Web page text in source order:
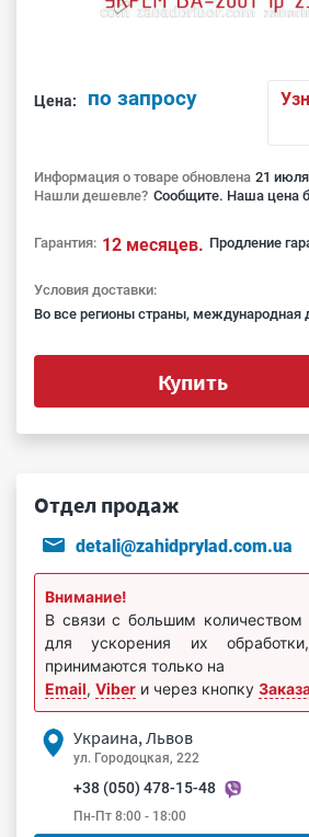
Цена: по запросу
Информация о товаре обновлена 21
Нашли дешевле? Сообщите. Наша цена
Гарантия: 12 месяцев. Продление
Условия доставки:
Во все регионы страны, международная
Купить
Отдел продаж
detali@zahidprylad.com.ua
Внимание!
В связи с большим количеством
для ускорения их
принимаются только на
Email, Viber и через кнопку
Украина, Львов
ул. Городоцкая, 222
+38 (050) 478-15-48
Пн-Пт 8:00 - 18:00